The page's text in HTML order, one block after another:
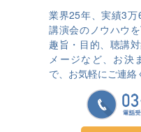
業界25年、実績3
講演会のノウハウ
趣旨・目的、聴講
メージなど、お決
で、お気軽にご連絡